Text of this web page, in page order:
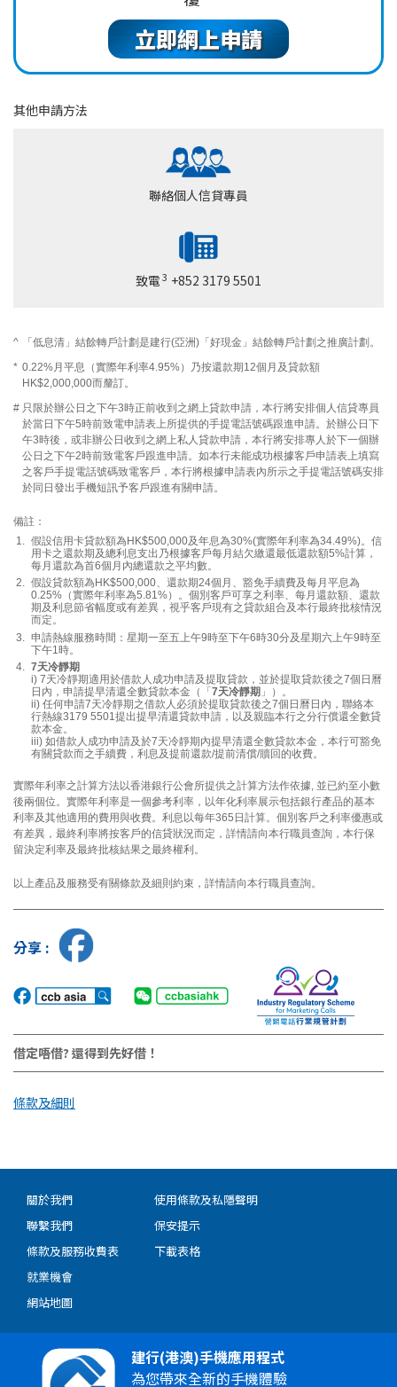
立即網上申請
其他申請方法
聯絡個人信貸專員
致電3 +852 3179 5501
^
「低息清」結餘轉戶計劃是建行(亞洲)「好現金」結餘轉戶計劃之推廣計劃。
* 0.22%月平息（實際年利率4.95%）乃按還款期12個月及貸款額
HK$2,000,000而釐訂。
# 只限於辦公日之下午3時正前收到之網上貸款申請，本行將安排個人信貸專員
於當日下午5時前致電申請表上所提供的手提電話號碼跟進申請。於辦公日下
午3時後，或非辦公日收到之網上私人貸款申請，本行將安排專人於下一個辦
公日之下午2時前致電客戶跟進申請。如本行未能成功根據客戶申請表上填寫
之客戶手提電話號碼致電客戶，本行將根據申請表內所示之手提電話號碼安排
於同日發出手機短訊予客戶跟進有關申請。
備註：
假設信用卡貸款額為HK$500,000及年息為30%(實際年利率為34.49%)。信
用卡之還款期及總利息支出乃根據客戶每月結欠繳還最低還款額5%計算，
每月還款為首6個月內總還款之平均數。
假設貸款額為HK$500,000、還款期24個月、豁免手續費及每月平息為
0.25%（實際年利率為5.81%）。個別客戶可享之利率、每月還款額、還款
期及利息節省幅度或有差異，視乎客戶現有之貸款組合及本行最終批核情況
而定。
申請熱線服務時間：星期一至五上午9時至下午6時30分及星期六上午9時至
下午1時。
7天冷靜期
i) 7天冷靜期適用於借款人成功申請及提取貸款，並於提取貸款後之7個日曆
日內，申請提早清還全數貸款本金（「 7天冷靜期 」）。
ii) 任何申請7天冷靜期之借款人必須於提取貸款後之7個日曆日內，聯絡本
行熱線3179 5501提出提早清還貸款申請，以及親臨本行之分行償還全數貸
款本金。
iii) 如借款人成功申請及於7天冷靜期內提早清還全數貸款本金，本行可豁免
有關貸款而之手續費，利息及提前還款/提前清償/贖回的收費。
實際年利率之計算方法以香港銀行公會所提供之計算方法作依據, 並已約至小數
後兩個位。實際年利率是一個參考利率，以年化利率展示包括銀行產品的基本
利率及其他適用的費用與收費。利息以每年365日計算。個別客戶之利率優惠或
有差異，最終利率將按客戶的信貸狀況而定，詳情請向本行職員查詢，本行保
留決定利率及最終批核結果之最終權利。
以上產品及服務受有關條款及細則約束，詳情請向本行職員查詢。
分享 :
借定唔借? 還得到先好借！
條款及細則
關於我們
聯繫我們
條款及服務收費表
就業機會
網站地圖
使用條款及私隱聲明
保安提示
下載表格
建行(港澳)手機應用程式
為您帶來全新的手機體驗